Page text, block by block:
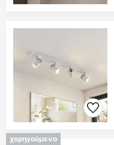
χορηγούμενο